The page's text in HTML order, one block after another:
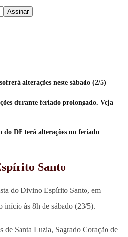
Assinar
alterações neste sábado (2/5)
durante feriado prolongado. Veja
do DF terá alterações no feriado
Santo
do Divino Espírito Santo, em
início às 8h de sábado (23/5).
de Santa Luzia, Sagrado Coração de